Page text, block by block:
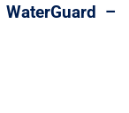
–